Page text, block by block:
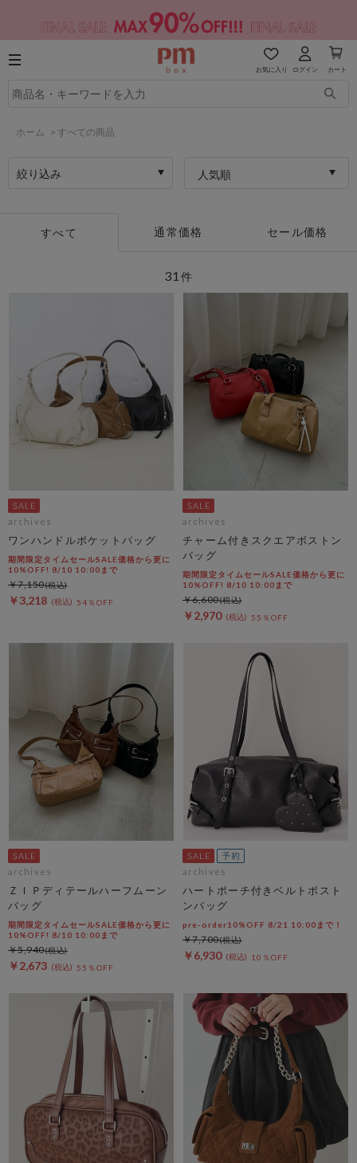
お気に入り ログイン カート
ホーム > すべての商品
絞り込み 人気順
すべて 通常価格 セール価格
31 件
archives
ワンハンドルポケットバッグ
期間限定タイムセールSALE価格から更に
10%OFF! 8/10 10:00まで
￥3,218 54％OFF
￥7,150
archives
チャーム付きスクエアボストン
バッグ
期間限定タイムセールSALE価格から更に
10%OFF! 8/10 10:00まで
￥2,970 55％OFF
￥6,600
archives
ＺＩＰディテールハーフムーン
バッグ
期間限定タイムセールSALE価格から更に
10%OFF! 8/10 10:00まで
￥2,673 55％OFF
￥5,940
archives
ハートポーチ付きベルトボスト
ンバッグ
pre-order10%OFF 8/21 10:00まで！
￥6,930 10％OFF
￥7,700